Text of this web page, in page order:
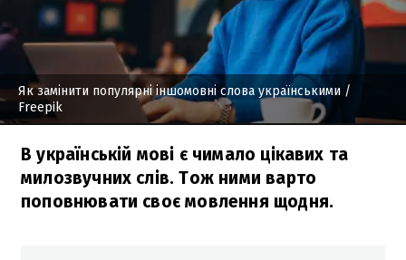
Як замінити популярні іншомовні слова українськими /
Freepik
В українській мові є чимало цікавих та
милозвучних слів. Тож ними варто
поповнювати своє мовлення щодня.